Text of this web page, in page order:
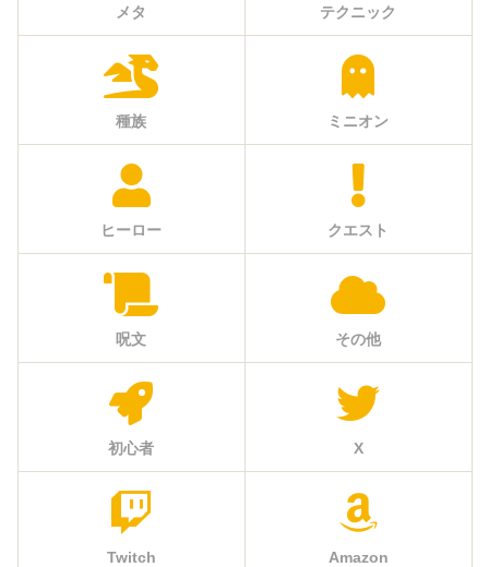
メタ テクニック
種族 ミニオン
ヒーロー クエスト
呪文 その他
初心者 X
Twitch Amazon